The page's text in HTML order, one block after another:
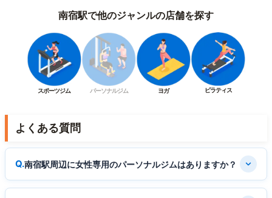
南宿駅で他のジャンルの店舗を探す
スポーツジム パーソナルジム ヨガ ピラティス
よくある質問
南宿駅周辺に女性専用のパーソナルジムはありますか？